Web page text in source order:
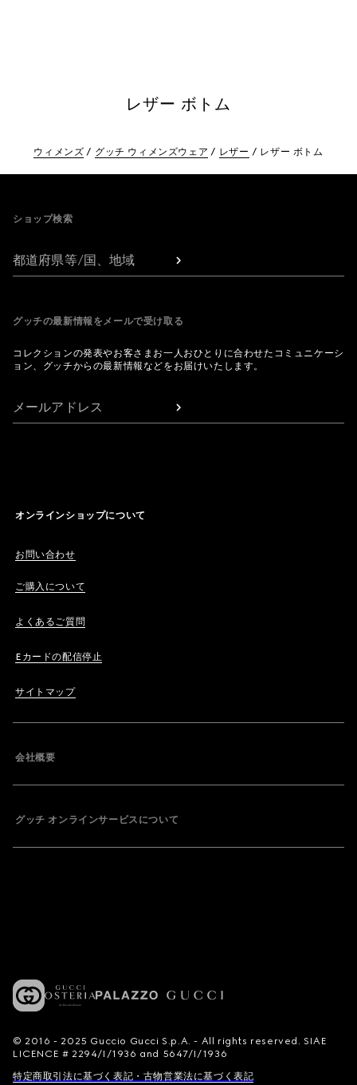
レザー ボトム
ウィメンズ グッチ ウィメンズウェア レザー レザー ボトム
ショップ検索
都道府県等/国、地域
グッチの最新情報をメールで受け取る
コレクションの発表やお客さまお一人おひとりに合わせたコミュニケーシ
ョン、グッチからの最新情報などをお届けいたします。
メールアドレス
オンラインショップについて
お問い合わせ
ご購入について
よくあるご質問
Eカードの配信停止
サイトマップ
会社概要
グッチ オンラインサービスについて
© 2016 - 2025 Guccio Gucci S.p.A. - All rights reserved. SIAE
LICENCE # 2294/I/1936 and 5647/I/1936
特定商取引法に基づく表記・古物営業法に基づく表記